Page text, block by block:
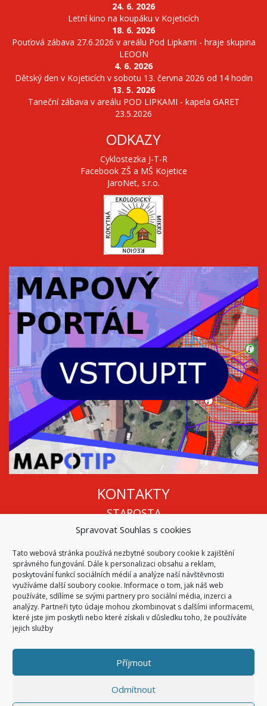
Spravovat Souhlas s cookies
Tato webová stránka používá nezbytné soubory cookie k zajištění
správného fungování. Dále k personalizaci obsahu a reklam,
poskytování funkcí sociálních médií a analýze naší návštěvnosti
využíváme další soubory cookie. Informace o tom, jak náš web
používáte, sdílíme se svými partnery pro sociální média, inzerci a
analýzy. Partneři tyto údaje mohou zkombinovat s dalšími informacemi,
které jste jim poskytli nebo které získali v důsledku toho, že používáte
jejich služby
Příjmout
Odmítnout
24. 6. 2026
Letní kino na koupáku v Kojeticích
18. 6. 2026
Pouťová zábava 27.6.2026 v areálu Pod Lipkami - hraje skupina
LEOON
4. 6. 2026
Dětský den v Kojeticích v sobotu 13. června 2026 od 14 hodin
13. 5. 2026
Taneční zábava v areálu POD LIPKAMI - kapela GARET
23.5.2026
ODKAZY
Cyklostezka J-T-R
Facebook ZŠ a MŠ Kojetice
JaroNet, s.r.o.
KONTAKTY
STAROSTA
Mgr. Roman Vala
info@oukojetice.cz
ÚŘEDNÍ HODINY
Po, St: 15:30 - 16:30
Všechny kontakty | Kde nás najdete
© 2026Obec Kojetice na Moravě
Všechna práva vyhrazena